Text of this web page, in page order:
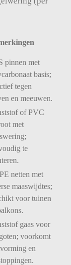
pinnen met
basis;
tegen
en meeuwen.
ofPVC
met
te
netten met
maaswijdtes;
voor tuinen
gaas voor
voorkomt
en